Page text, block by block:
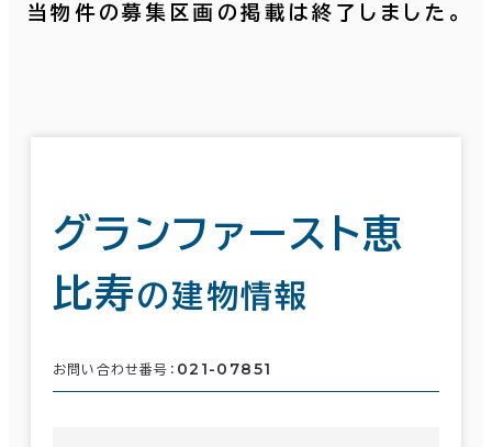
当物件の募集区画の掲載は終了しました。
グランファースト恵
比寿の建物情報
お問い合わせ番号： 021-07851